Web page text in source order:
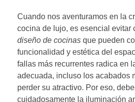
Cuando nos aventuramos en la
cocina de lujo, es esencial evitar
diseño de cocinas que pueden
funcionalidad y estética del
fallas más recurrentes radica en
adecuada, incluso los acabados
perder su atractivo. Por eso,
cuidadosamente la iluminación